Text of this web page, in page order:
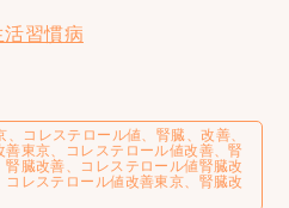
活習慣病
コレステロール値、腎臓、改善、
東京、コレステロール値改善、腎
臓改善、コレステロール値腎臓改
レステロール値改善東京、腎臓改